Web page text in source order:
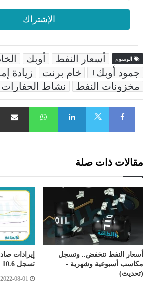
الوسوم أسعار النفط أوبك
جمود أوبك+
خام برنت
زيادة
مخزونات النفط
نشاط الحفارات
Facebook
LinkedIn
مقالات ذات صلة
أسعار النفط تنخفض.. وتسجل
مكاسب أسبوعية وشهرية -
(تحديث)
إيرادات
تسجل 10.6 مليار دولار في يوليو
2022-08-01